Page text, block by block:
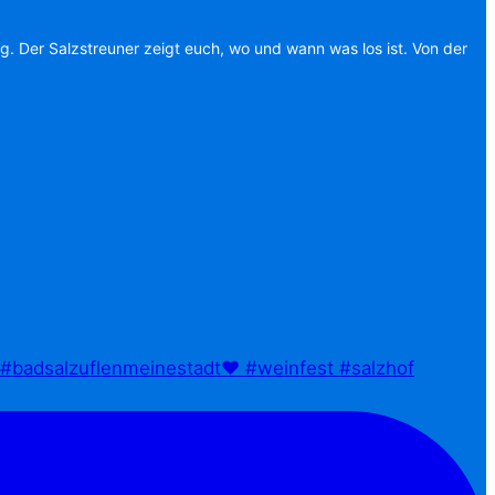
Der Salzstreuner zeigt euch, wo und wann was los ist. Von der